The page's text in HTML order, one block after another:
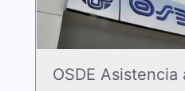
OSDE Asistencia